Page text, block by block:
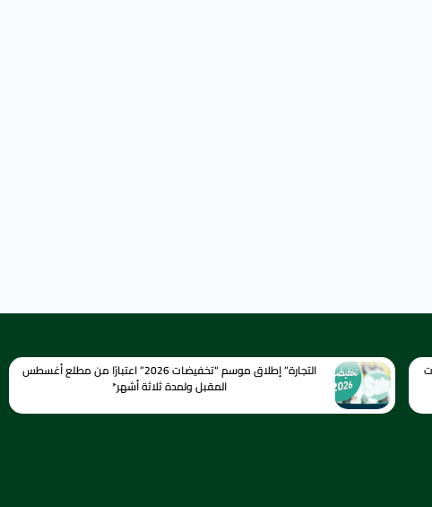
التجارة” إطلاق موسم “تخفيضات 2026” اعتبارًا من مطلع أغسطس
المقبل ولمدة ثلاثة أشهر*